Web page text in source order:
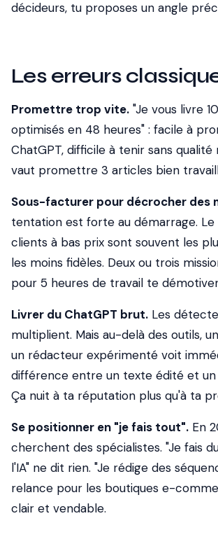
décideurs, tu proposes un angle
Les erreurs
Promettre trop vite. "Je vous livre
optimisés en 48 heures" : facile à
ChatGPT, difficile à tenir sans qualité
vaut promettre 3 articles bien
Sous-facturer pour décrocher des
tentation est forte au démarrage.
clients à bas prix sont souvent les
les moins fidèles. Deux ou trois
pour 5 heures de travail te
Livrer du ChatGPT brut. Les
multiplient. Mais au-delà des outils,
un rédacteur expérimenté voit
différence entre un texte édité et
Ça nuit à ta réputation plus qu'à ta
Se positionner en "je fais tout". En
cherchent des spécialistes. "Je fais
l'IA" ne dit rien. "Je rédige des
relance pour les boutiques e-
clair et vendable.